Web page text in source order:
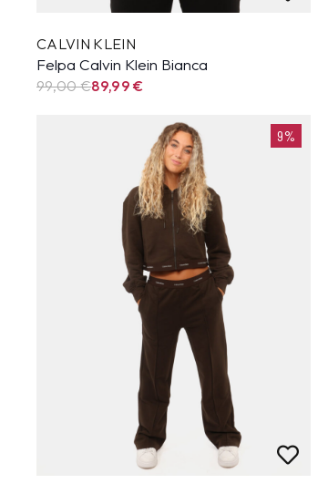
CALVIN KLEIN
Felpa Calvin Klein Bianca
99,00 €89,99€
9%